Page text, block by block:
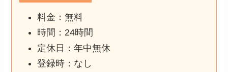
料金：無料
時間：24時間
定休日：年中無休
登録時：なし